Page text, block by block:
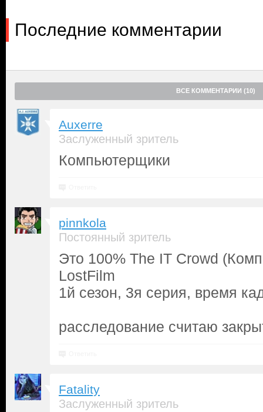
Последние комментарии
ВСЕ КОММЕНТАРИИ (10)
Auxerre
Заслуженный зритель
Компьютерщики
pinnkola
Постоянный зритель
Это 100% The IT Crowd
LostFilm
1й сезон, 3я серия, время
расследование считаю
Fatality
Заслуженный зритель